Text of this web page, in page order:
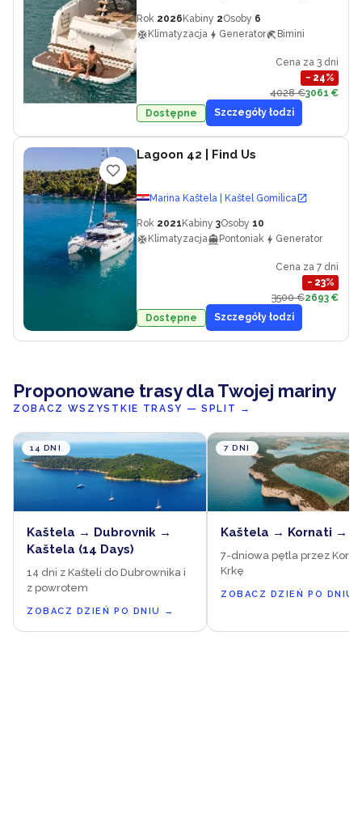
Rok 2026 Kabiny 2Osoby 6
Klimatyzacja
Generator Bimini
Cena za 3 dni
− 24%
4028 €3061 €
Dostępne
Szczegóły łodzi
Lagoon 42 | Find Us
Marina Kaštela | Kaštel Gomilica
Rok 2021 Kabiny 3Osoby 10
Klimatyzacja
Pontoniak Generator
Cena za 7 dni
− 23%
3500 €2693 €
Dostępne
Szczegóły łodzi
Proponowane trasy dla Twojej mariny
ZOBACZ WSZYSTKIE TRASY — SPLIT →
14 DNI
Kaštela → Dubrovnik →
Kaštela (14 Days)
14 dni z Kašteli do Dubrownika i
z powrotem
ZOBACZ DZIEŃ PO DNIU →
7 DNI
Kaštela → Kornati →
7-dniowa pętla przez
Krkę
ZOBACZ DZIEŃ PO DNIU